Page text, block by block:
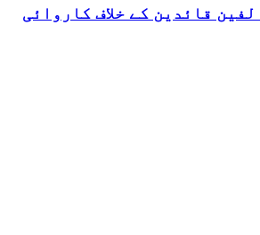
قائدین کے خلاف کاروائی